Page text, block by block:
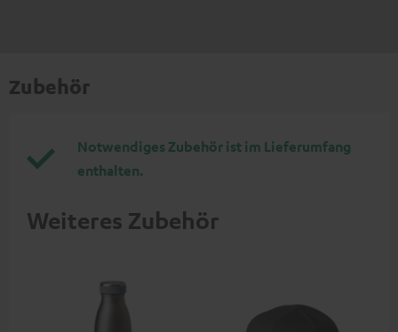
Zubehör
Notwendiges Zubehör ist im Lieferumfang
enthalten.
Weiteres Zubehör